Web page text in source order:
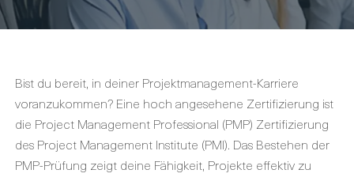
Bist du bereit, in deiner Projektmanagement-Karriere
voranzukommen? Eine hoch angesehene Zertifizierung ist
die Project Management Professional (PMP) Zertifizierung
des Project Management Institute (PMI). Das Bestehen der
PMP-Prüfung zeigt deine Fähigkeit, Projekte effektiv zu